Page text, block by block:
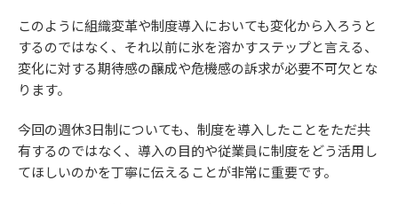
このように組織変革や制度導入においても変化から入ろうと
するのではなく、それ以前に氷を溶かすステップと言える、
変化に対する期待感の醸成や危機感の訴求が必要不可欠とな
ります。
今回の週休3日制についても、制度を導入したことをただ共
有するのではなく、導入の目的や従業員に制度をどう活用し
てほしいのかを丁寧に伝えることが非常に重要です。